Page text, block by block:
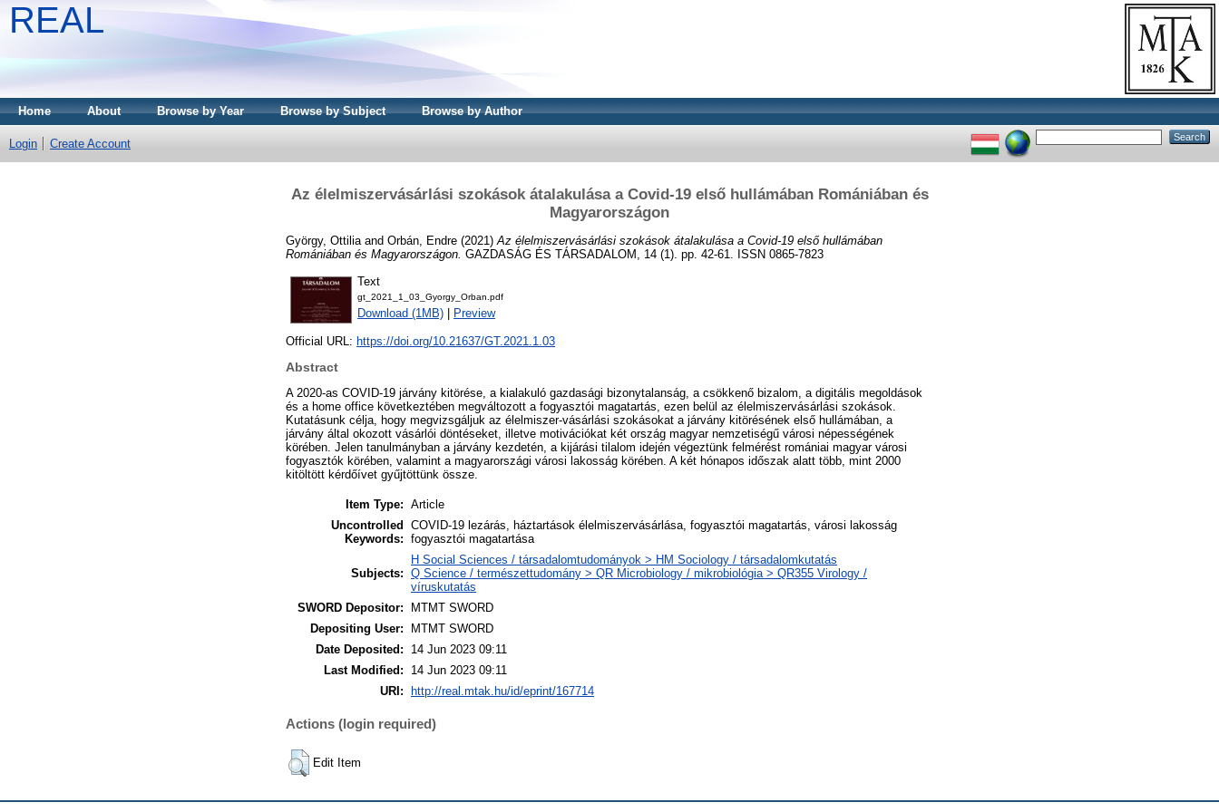
REAL
Home About Browse by Year Browse by Subject Browse by Author
Login Create Account
Az élelmiszervásárlási szokások átalakulása a Covid-19 első hullámában Romániában és
Magyarországon
György, Ottilia and Orbán, Endre (2021) Az élelmiszervásárlási szokások átalakulása a Covid-19 első hullámában
Romániában és Magyarországon. GAZDASÁG ÉS TÁRSADALOM, 14 (1). pp. 42-61. ISSN 0865-7823
Text
gt_2021_1_03_Gyorgy_Orban.pdf
Download (1MB) Preview
Official URL: https://doi.org/10.21637/GT.2021.1.03
Abstract
A 2020-as COVID-19 járvány kitörése, a kialakuló gazdasági bizonytalanság, a csökkenő bizalom, a digitális megoldások
és a home office következtében megváltozott a fogyasztói magatartás, ezen belül az élelmiszervásárlási szokások.
Kutatásunk célja, hogy megvizsgáljuk az élelmiszer-vásárlási szokásokat a járvány kitörésének első hullámában, a
járvány által okozott vásárlói döntéseket, illetve motivációkat két ország magyar nemzetiségű városi népességének
körében. Jelen tanulmányban a járvány kezdetén, a kijárási tilalom idején végeztünk felmérést romániai magyar városi
fogyasztók körében, valamint a magyarországi városi lakosság körében. A két hónapos időszak alatt több, mint 2000
kitöltött kérdőívet gyűjtöttünk össze.
Item Type: Article
Uncontrolled
Keywords:
COVID-19 lezárás, háztartások élelmiszervásárlása, fogyasztói magatartás, városi lakosság
fogyasztói magatartása
Subjects:
H Social Sciences / társadalomtudományok > HM Sociology / társadalomkutatás
Q Science / természettudomány > QR Microbiology / mikrobiológia > QR355 Virology /
víruskutatás
SWORD Depositor:
MTMT SWORD
Depositing User:
MTMT SWORD
Date Deposited:
14 Jun 2023 09:11
Last Modified:
14 Jun 2023 09:11
URI:
http://real.mtak.hu/id/eprint/167714
Actions (login required)
Edit Item